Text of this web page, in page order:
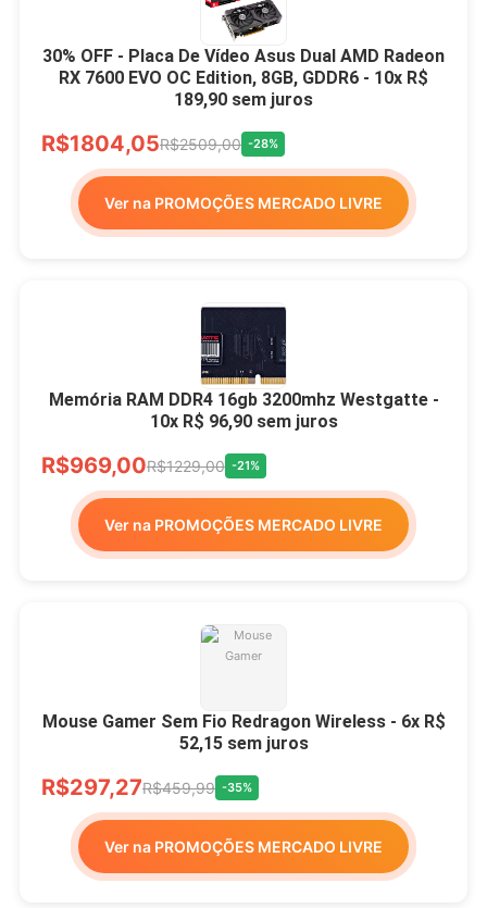
30% OFF - Placa De Vídeo Asus Dual AMD Radeon
RX 7600 EVO OC Edition, 8GB, GDDR6 - 10x R$
189,90 sem juros
R$1804,05R$2509,00 -28%
Ver na PROMOÇÕES MERCADO LIVRE
Memória RAM DDR4 16gb 3200mhz Westgatte -
10x R$ 96,90 sem juros
R$969,00R$1229,00 -21%
Ver na PROMOÇÕES MERCADO LIVRE
Mouse Gamer Sem Fio Redragon Wireless - 6x R$
52,15 sem juros
R$297,27R$459,99 -35%
Ver na PROMOÇÕES MERCADO LIVRE